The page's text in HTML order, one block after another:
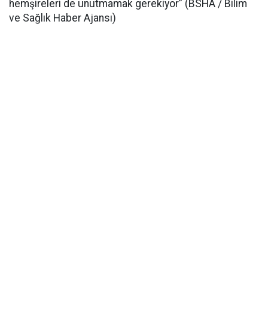
hemşireleri de unutmamak gerekiyor” (BSHA / Bilim
ve Sağlık Haber Ajansı)